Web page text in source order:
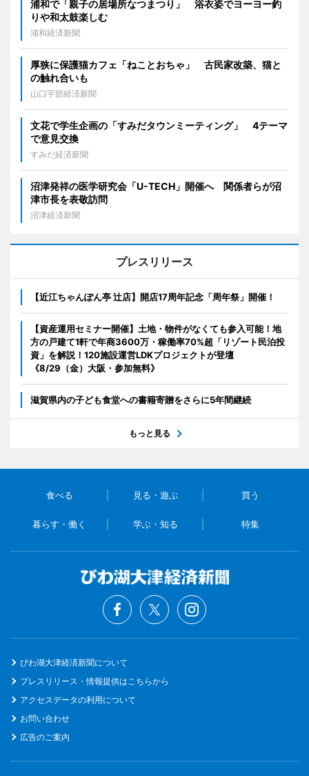
浦和で「親子の居場所なつまつり」 浴衣姿でヨーヨー釣
りや和太鼓楽しむ
浦和経済新聞
厚狭に保護猫カフェ「ねことおちゃ」 古民家改築、猫と
の触れ合いも
山口宇部経済新聞
文花で学生企画の「すみだタウンミーティング」 4テーマ
で意見交換
すみだ経済新聞
沼津発祥の医学研究会「U-TECH」開催へ 関係者らが沼
津市長を表敬訪問
沼津経済新聞
プレスリリース
【近江ちゃんぽん亭 辻店】開店17周年記念「周年祭」開催！
【資産運用セミナー開催】土地・物件がなくても参入可能！地
方の戸建て1軒で年商3600万・稼働率70%超「リゾート民泊投
資」を解説！120施設運営LDKプロジェクトが登壇
《8/29（金）大阪・参加無料》
滋賀県内の子ども食堂への書籍寄贈をさらに5年間継続
もっと見る
食べる 見る・遊ぶ 買う
暮らす・働く 学ぶ・知る 特集
びわ湖大津経済新聞について
プレスリリース・情報提供はこちらから
アクセスデータの利用について
お問い合わせ
広告のご案内